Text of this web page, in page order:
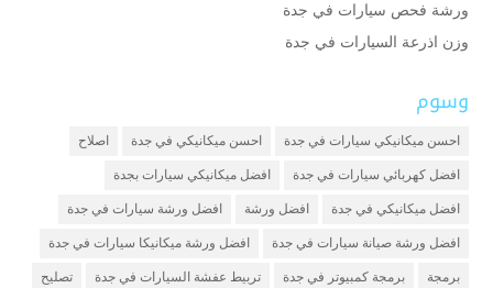
ورشة فحص سيارات في جدة
وزن اذرعة السيارات في جدة
وسوم
احسن ميكانيكي سيارات في جدة احسن ميكانيكي في جدة اصلاح
افضل كهربائي سيارات في جدة افضل ميكانيكي سيارات بجدة
افضل ميكانيكي في جدة افضل ورشة افضل ورشة سيارات في جدة
افضل ورشة صيانة سيارات في جدة افضل ورشة ميكانيكا سيارات في جدة
برمجة برمجة كمبيوتر في جدة تربيط عفشة السيارات في جدة تصليح